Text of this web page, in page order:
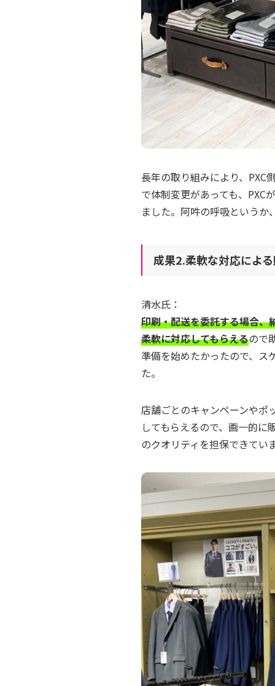
長年の取り組みにより、PXC
で体制変更があっても、PXC
ました。阿吽の呼吸というか
成果2.柔軟な対応によ
清水氏：
印刷・配送を委託する場合、
柔軟に対応してもらえるので
準備を始めたかったので、ス
た。
店舗ごとのキャンペーンやポ
してもらえるので、画一的
のクオリティを担保できてい